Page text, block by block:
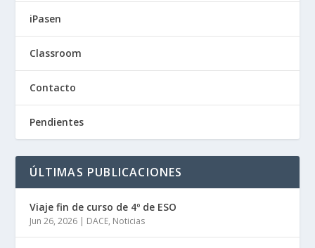
iPasen
Classroom
Contacto
Pendientes
ÚLTIMAS PUBLICACIONES
Viaje fin de curso de 4º de ESO
Jun 26, 2026 | DACE, Noticias